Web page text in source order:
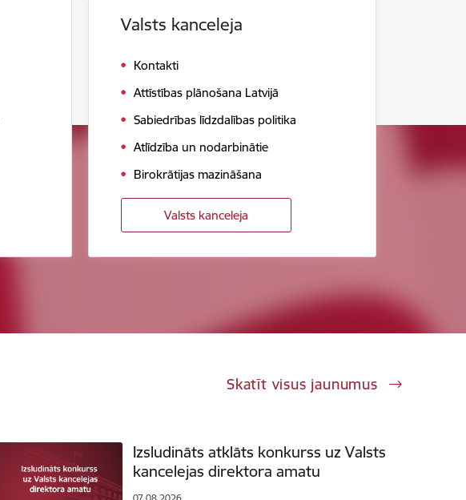
Valsts kanceleja
Kontakti
Attīstības plānošana Latvijā
Sabiedrības līdzdalības politika
Atlīdzība un nodarbinātie
Birokrātijas mazināšana
Valsts kanceleja
Skatīt visus jaunumus
Izsludināts atklāts konkurss uz Valsts
kancelejas direktora amatu